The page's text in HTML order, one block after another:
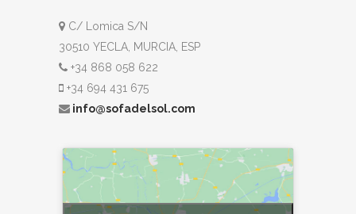
C/ Lomica S/N
30510 YECLA, MURCIA, ESP
+34 868 058 622
+34 694 431 675
info@sofadelsol.com